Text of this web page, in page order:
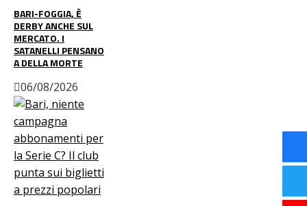
BARI-FOGGIA, È
DERBY ANCHE SUL
MERCATO. I
SATANELLI PENSANO
A DELLA MORTE
06/08/2026